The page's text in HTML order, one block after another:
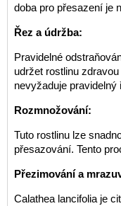
doba pro přesazení je
Řez a údržba:
Pravidelné
udržet rostlinu
nevyžaduje pravidelný
Rozmnožování:
Tuto rostlinu lze
přesazování. Tento
Přezimování a
Calathea lancifolia je